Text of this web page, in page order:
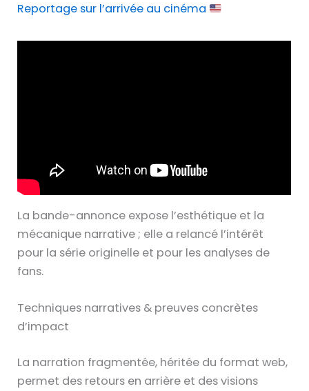
Reportage sur l’arrivée au cinéma
La bande-annonce expose l’esthétique et la
mécanique narrative ; elle a relancé l’intérêt
pour la série originelle et pour les analyses de
fans.
Techniques narratives & preuves concrètes
d’impact
La narration fragmentée, héritée du format web,
permet des retours en arrière et des visions